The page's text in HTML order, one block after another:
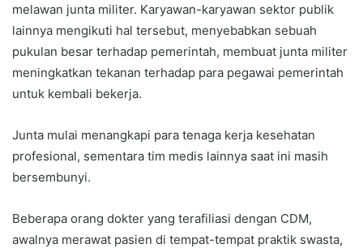
melawan junta militer. Karyawan-karyawan sektor publik
lainnya mengikuti hal tersebut, menyebabkan sebuah
pukulan besar terhadap pemerintah, membuat junta militer
meningkatkan tekanan terhadap para pegawai pemerintah
untuk kembali bekerja.
Junta mulai menangkapi para tenaga kerja kesehatan
profesional, sementara tim medis lainnya saat ini masih
bersembunyi.
Beberapa orang dokter yang terafiliasi dengan CDM,
awalnya merawat pasien di tempat-tempat praktik swasta,